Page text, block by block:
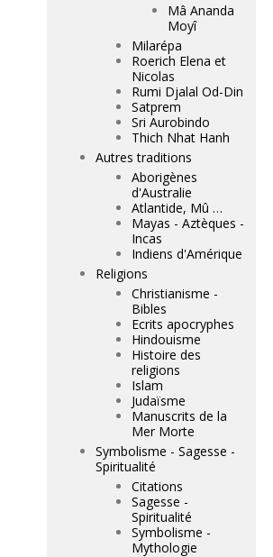
Mâ Ananda
Moyî
Milarépa
Roerich Elena et
Nicolas
Rumi Djalal Od-Din
Satprem
Sri Aurobindo
Thich Nhat Hanh
Autres traditions
Aborigènes
d'Australie
Atlantide, Mû …
Mayas - Aztèques -
Incas
Indiens d'Amérique
Religions
Christianisme -
Bibles
Ecrits apocryphes
Hindouisme
Histoire des
religions
Islam
Judaïsme
Manuscrits de la
Mer Morte
Symbolisme - Sagesse -
Spiritualité
Citations
Sagesse -
Spiritualité
Symbolisme -
Mythologie